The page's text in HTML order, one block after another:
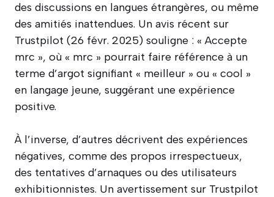
des discussions en langues étrangères, ou même
des amitiés inattendues. Un avis récent sur
Trustpilot (26 févr. 2025) souligne : « Accepte
mrc », où « mrc » pourrait faire référence à un
terme d’argot signifiant « meilleur » ou « cool »
en langage jeune, suggérant une expérience
positive.
À l’inverse, d’autres décrivent des expériences
négatives, comme des propos irrespectueux,
des tentatives d’arnaques ou des utilisateurs
exhibitionnistes. Un avertissement sur Trustpilot